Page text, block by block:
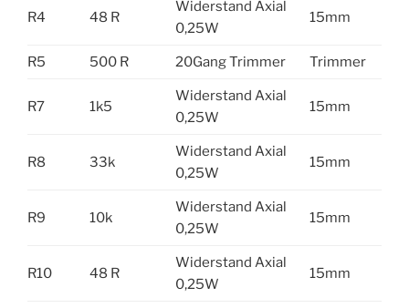
R4 48 R
Widerstand Axial
0,25W
15mm
R5 500 R 20Gang Trimmer Trimmer
R7 1k5
Widerstand Axial
0,25W
15mm
R8 33k
Widerstand Axial
0,25W
15mm
R9 10k
Widerstand Axial
0,25W
15mm
R10 48 R
Widerstand Axial
0,25W
15mm